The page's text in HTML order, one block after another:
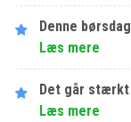
Denne
Læs mere
Det går
Læs mere